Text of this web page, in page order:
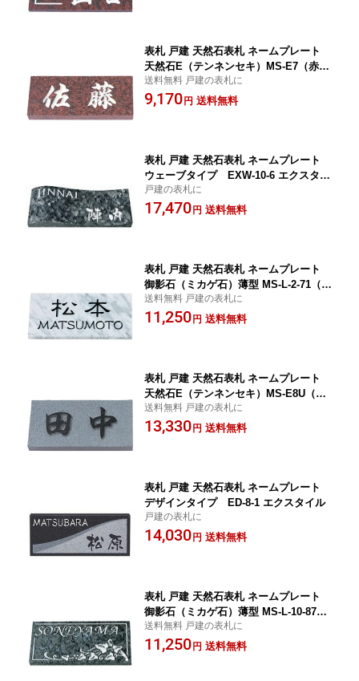
表札 戸建 天然石表札 ネームプレート
天然石E（テンネンセキ）MS-E7（赤ミ
カゲ石） 丸三タカギ
送料無料 戸建の表札に
9,170 円 送料無料
表札 戸建 天然石表札 ネームプレート
ウェーブタイプ EXW-10-6 エクスタイ
ル
戸建の表札に
17,470 円 送料無料
表札 戸建 天然石表札 ネームプレート
御影石（ミカゲ石）薄型 MS-L-2-71（雲
石） 丸三タカギ
送料無料 戸建の表札に
11,250 円 送料無料
表札 戸建 天然石表札 ネームプレート
天然石E（テンネンセキ）MS-E8U（黒
ミカゲ石） 丸三タカギ
送料無料 戸建の表札に
13,330 円 送料無料
表札 戸建 天然石表札 ネームプレート
デザインタイプ ED-8-1 エクスタイル
戸建の表札に
14,030 円 送料無料
表札 戸建 天然石表札 ネームプレート
御影石（ミカゲ石）薄型 MS-L-10-87
（ブルーパール石） 丸三タカギ
送料無料 戸建の表札に
11,250 円 送料無料